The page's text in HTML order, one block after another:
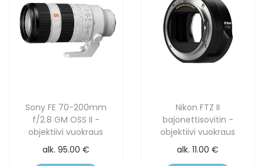
Sony FE 70-200mm
f/2.8 GM OSS II -
objektiivi vuokraus
alk. 95.00 €
Nikon FTZ II
bajonettisovitin -
objektiivi vuokraus
alk.11.00€